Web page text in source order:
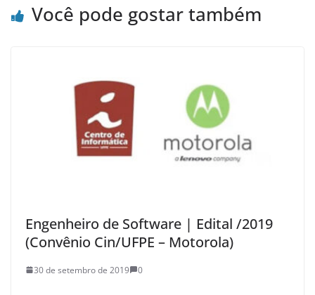
Você pode gostar também
Engenheiro de Software | Edital /2019
(Convênio Cin/UFPE – Motorola)
30 de setembro de 2019 0